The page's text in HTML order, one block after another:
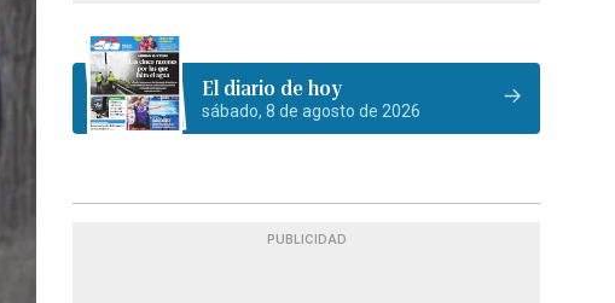
El diario de hoy
sábado, 8 de agosto de 2026
PUBLICIDAD